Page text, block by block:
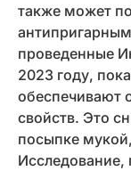
также может
проведенные
2023 году,
обеспечивают
свойств. Это
посыпке
Исследование,